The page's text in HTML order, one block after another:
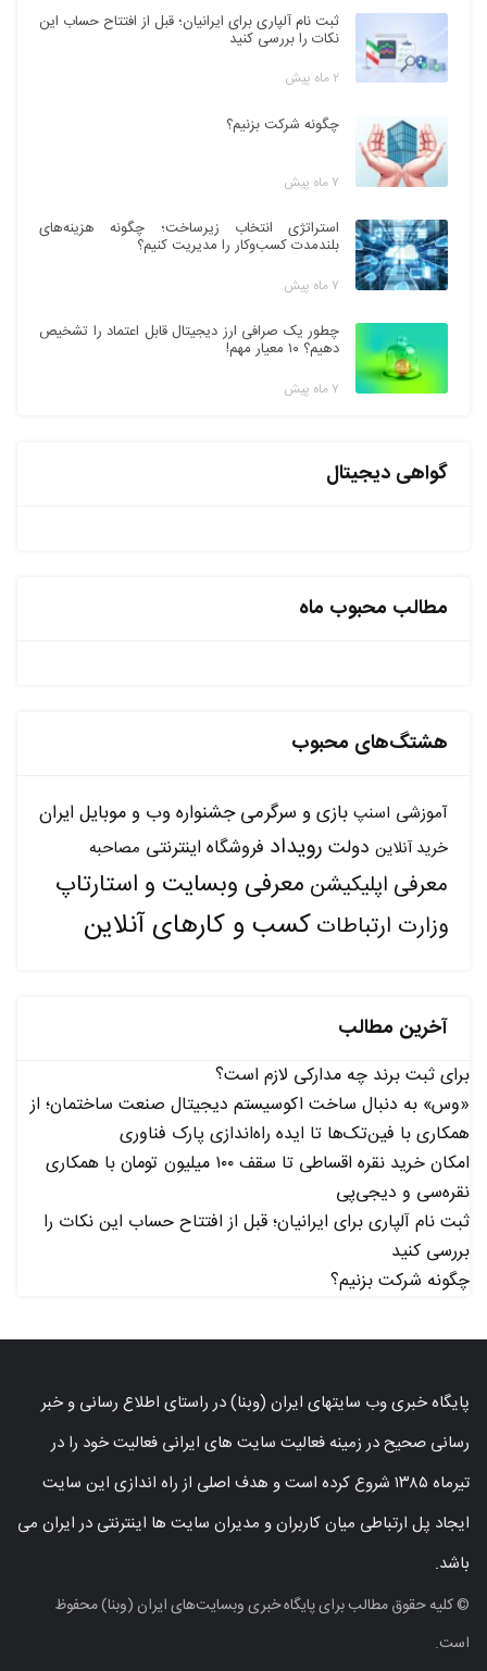
ثبت نام آلپاری برای ایرانیان؛ قبل از افتتاح حساب این
نکات را بررسی کنید
۲ ماه پیش
چگونه شرکت بزنیم؟
۷ ماه پیش
استراتژی انتخاب زیرساخت؛ چگونه هزینه‌های
بلندمدت کسب‌وکار را مدیریت کنیم؟
۷ ماه پیش
چطور یک صرافی ارز دیجیتال قابل اعتماد را تشخیص
دهیم؟ ۱۰ معیار مهم!
۷ ماه پیش
گواهی دیجیتال
مطالب محبوب ماه
هشتگ‌های محبوب
آموزشی اسنپ بازی و سرگرمی جشنواره وب و موبایل ایران
خرید آنلاین دولت رویداد فروشگاه اینترنتی مصاحبه
معرفی اپلیکیشن معرفی وبسایت و استارتاپ
وزارت ارتباطاتکسب و کارهای آنلاین
آخرین مطالب
برای ثبت برند چه مدارکی لازم است؟
«وس» به دنبال ساخت اکوسیستم دیجیتال صنعت ساختمان؛ از
همکاری با فین‌تک‌ها تا ایده راه‌اندازی پارک فناوری
امکان خرید نقره اقساطی تا سقف ۱۰۰ میلیون تومان با همکاری
نقره‌سی و دیجی‌پی
ثبت نام آلپاری برای ایرانیان؛ قبل از افتتاح حساب این نکات را
بررسی کنید
چگونه شرکت بزنیم؟
پایگاه خبری وب سایتهای ایران (وبنا) در راستای اطلاع رسانی و خبر
رسانی صحیح در زمینه فعالیت سایت های ایرانی فعالیت خود را در
تیرماه ۱۳۸۵ شروع کرده است و هدف اصلی از راه اندازی این سایت
ایجاد پل ارتباطی میان کاربران و مدیران سایت ها اینترنتی در ایران می
باشد.
© کلیه حقوق مطالب برای پایگاه خبری وبسایت‌های ایران (وبنا) محفوظ
است.